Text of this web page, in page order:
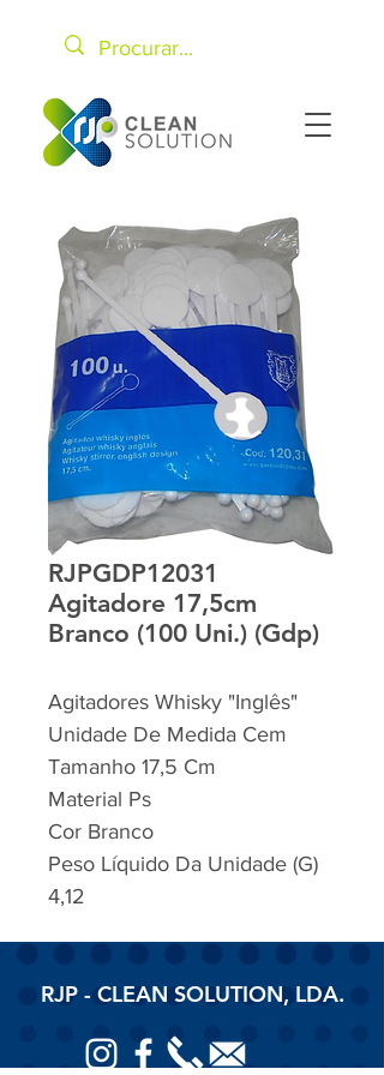
RJPGDP12031
Agitadore 17,5cm
Branco (100 Uni.) (Gdp)
Agitadores Whisky "Inglês"
Unidade De Medida Cem
Tamanho 17,5 Cm
Material Ps
Cor Branco
Peso Líquido Da Unidade (G)
4,12
RJP - CLEAN SOLUTION, LDA.